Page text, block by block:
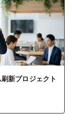
新プロジェクト